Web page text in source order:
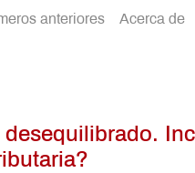
anteriores Acerca de